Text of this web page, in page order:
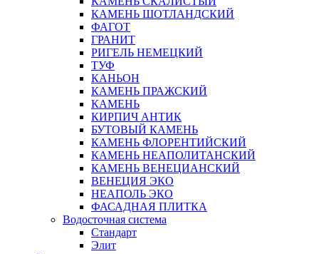
КАМЕНЬ ШОТЛАНДСКИЙ
ФАГОТ
ГРАНИТ
РИГЕЛЬ НЕМЕЦКИЙ
ТУФ
КАНЬОН
КАМЕНЬ ПРАЖСКИЙ
КАМЕНЬ
КИРПИЧ АНТИК
БУТОВЫЙ КАМЕНЬ
КАМЕНЬ ФЛОРЕНТИЙСКИЙ
КАМЕНЬ НЕАПОЛИТАНСКИЙ
КАМЕНЬ ВЕНЕЦИАНСКИЙ
ВЕНЕЦИЯ ЭКО
НЕАПОЛЬ ЭКО
ФАСАДНАЯ ПЛИТКА
Водосточная система
Стандарт
Элит